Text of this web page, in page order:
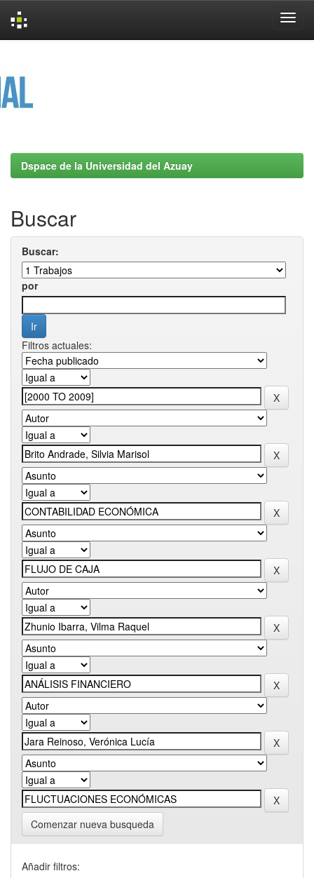
Dspace de la Universidad del Azuay
Buscar
Buscar:
por
Filtros actuales:
Comenzar nueva busqueda
Añadir filtros: